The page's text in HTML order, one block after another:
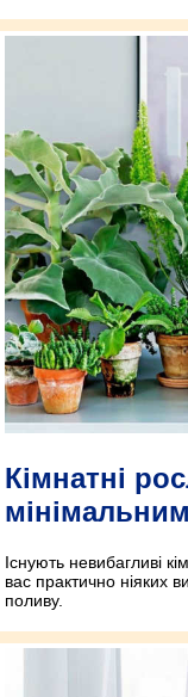
Кімнатні
Існують невибагливі
вас практично ніяких
поливу.